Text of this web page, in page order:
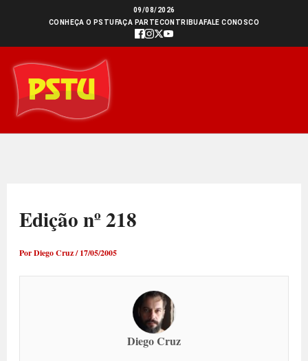
conteúdo
09/08/2026
CONHEÇA O PSTU FAÇA PARTECONTRIBUAFALE CONOSCO
Edição nº 218
PorDiego Cruz/17/05/2005
Diego Cruz